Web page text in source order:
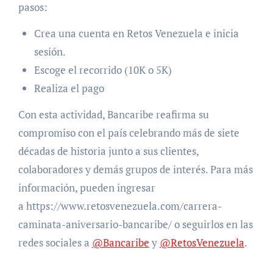
pasos:
Crea una cuenta en Retos Venezuela e inicia
sesión.
Escoge el recorrido (10K o 5K)
Realiza el pago
Con esta actividad, Bancaribe reafirma su
compromiso con el país celebrando más de siete
décadas de historia junto a sus clientes,
colaboradores y demás grupos de interés.Para más
información, pueden ingresar
a https://www.retosvenezuela.com/carrera-
caminata-aniversario-bancaribe/ o seguirlos en las
redes sociales a @Bancaribe y @RetosVenezuela.